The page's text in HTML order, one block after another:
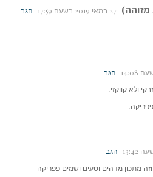
27 במאי 2019 בשעה 17:59
הגב
הגב
ולא קווקזי.
הגב
מתכון מדהים וטעים ושמים פפריקה